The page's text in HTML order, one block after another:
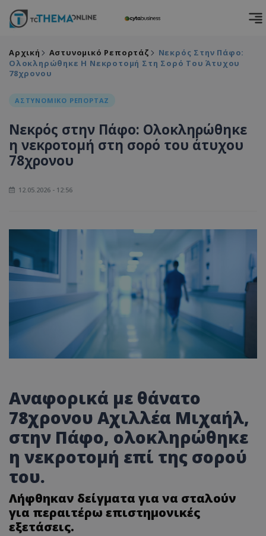
Αρχική Αστυνομικό Ρεπορτάζ
Νεκρός Στην Πάφο:
Ολοκληρώθηκε Η Νεκροτομή Στη Σορό Του Άτυχου
78χρονου
ΑΣΤΥΝΟΜΙΚΟ ΡΕΠΟΡΤΑΖ
Νεκρός στην Πάφο: Ολοκληρώθηκε
η νεκροτομή στη σορό του άτυχου
78χρονου
12.05.2026 - 12:56
Αναφορικά με θάνατο
78χρονου Αχιλλέα Μιχαήλ,
στην Πάφο, ολοκληρώθηκε
η νεκροτομή επί της σορού
του.
Λήφθηκαν δείγματα για να σταλούν
για περαιτέρω επιστημονικές
εξετάσεις.